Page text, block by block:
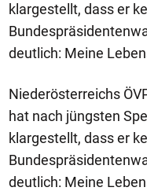
klargestellt, dass er
deutlich: Meine
Niederösterreichs
hat nach jüngsten
klargestellt, dass er
deutlich: Meine